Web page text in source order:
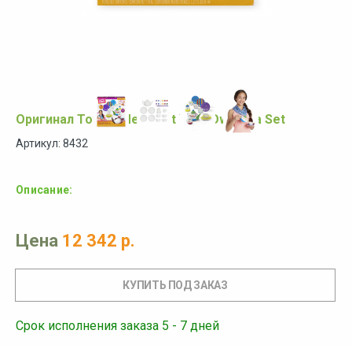
Оригинал Totally Me! Paint Your Own Tea Set
Артикул: 8432
Описание:
Цена 12 342 р.
Срок исполнения заказа 5 - 7 дней